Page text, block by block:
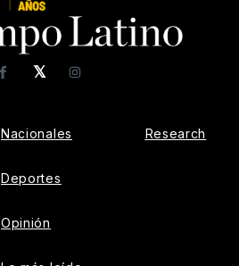
𝕏
FacebookInstagram
Nacionales
Deportes
Opinión
Research